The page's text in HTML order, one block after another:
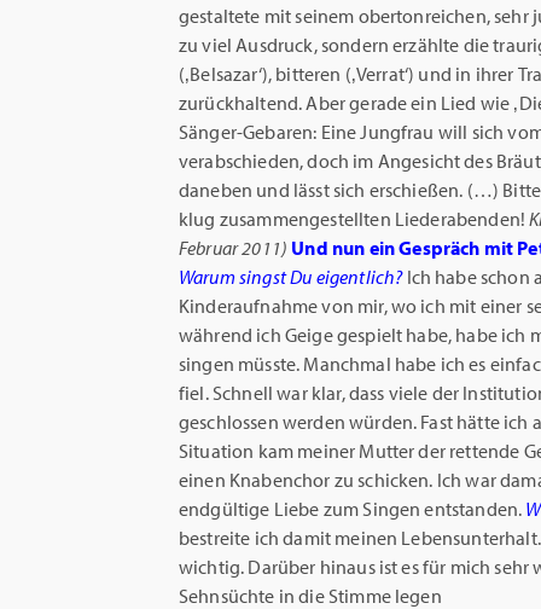
gestaltete mit seinem obertonreichen,
zu viel Ausdruck, sondern erzählte die
(‚Belsazar‘), bitteren (‚Verrat‘) und in ihrer
zurückhaltend. Aber gerade ein Lied wie
Sänger-Gebaren: EineJungfrau will sich
verabschieden,doch im Angesicht des
daneben und lässt sich erschießen. (…) Bitte
klug zusammengestellten Liederabenden!
Februar 2011) Und nun ein Gespräch mit
Warum singst Du eigentlich? Ich habe schon
Kinderaufnahme von mir, wo ich mit einer
während ich Geige gespielt habe, habe ich
singen müsste. Manchmal habe ich es
fiel. Schnell war klar, dass viele der
geschlossen werden würden. Fast hätte ich
Situation kam meiner Mutter der rettende
einen Knabenchor zu schicken. Ich war
endgültige Liebe zum Singen entstanden.
bestreite ich damit meinen
wichtig. Darüber hinaus ist es für mich
Sehnsüchte in die Stimme legen